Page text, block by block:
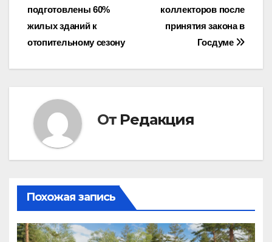
по
записям
коллекторов после
принятия закона в
Госдуме
подготовлены 60%
жилых зданий к
отопительному сезону
От Редакция
Похожая запись